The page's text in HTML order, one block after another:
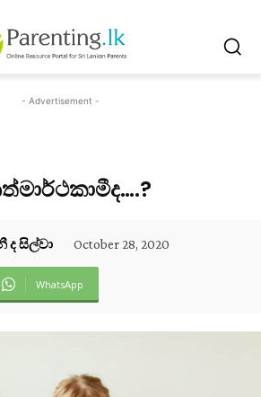
- Advertisement -
ද සිල්වා October 28, 2020
WhatsApp